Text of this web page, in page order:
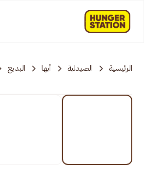
الرئيسية الصيدلية أبها البديع